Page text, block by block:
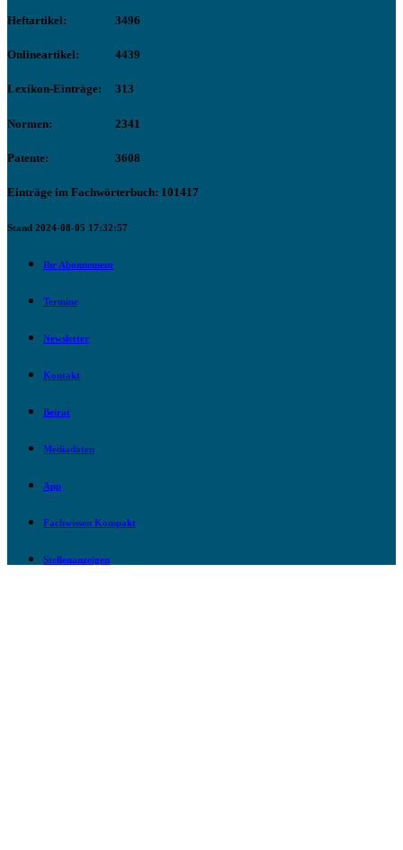
Heftartikel: 3496
Onlineartikel: 4439
Lexikon-Einträge: 313
Normen: 2341
Patente: 3608
Einträge im Fachwörterbuch: 101417
Stand 2024-08-05 17:32:57
Ihr Abonnement
Termine
Newsletter
Kontakt
Beirat
Mediadaten
App
Fachwissen Kompakt
Stellenanzeigen